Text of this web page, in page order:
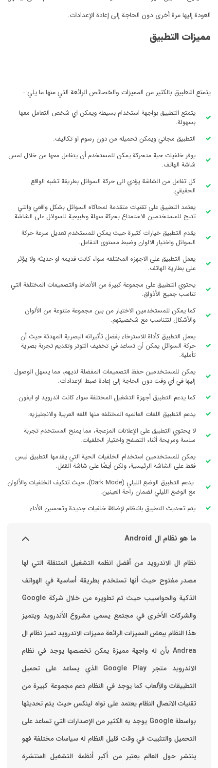
العودة إليها مرة أخرى دون الحاجة إلى إعادة الإعدادات.
مميزات التطبيق
يتمتع التطبيق بالكثير من المميزات والخصائص الرائعة التي منها ما يلي:-
يتمتع التطبيق بواجهة استخدام بسيطة ويمكن اي شخص التعامل معها
بسهولة.
التطبيق مجاني ويمكن تحميله من دون رسوم او تكاليف.
يوفر خلفيات حية متحركة يمكن للمستخدم أن يتفاعل معها من خلال لمس
شاشة الهاتف.
كل تفاعل من الشاشة يؤدي الى حركة السوائل بطريقة تشبه الواقع
الحقيقي.
يعتمد التطبيق على تقنيات متقدمة لمحاكاه السوائل بشكل واقعي والتي
تتيح للمستخدمين الاستمتاع بحركة سهلة وطبيعية للسوائل على الشاشة.
يقدم التطبيق خيارات كثيرة حيث يمكن للمستخدم تعديل سرعة حركة
السوائل واختيار الالوان وضبط مستوى التفاعل.
يعمل التطبيق على الاجهزه المختلفه سواء كانت قديمه او حديثه ولا يؤثر
على بطارية الهاتف.
يحتوي التطبيق على مجموعة كبيرة من الأنماط والتصميمات المختلفة التي
تناسب جميع الأذواق.
كما يمكن للمستخدمين الاختيار من بين مجموعة متنوعة من الألوان
والأشكال لتتناسب مع شخصيتهم.
يعمل التطبيق كأداة للاسترخاء بفضل تأثيراته البصرية المهدئة حيث أن
حركة السوائل يمكن أن تساعد في تخفيف التوتر وتقديم تجربة بصرية
تأملية.
يمكن للمستخدمين حفظ التصميمات المفضلة لديهم، مما يسهل الوصول
إليها في أي وقت دون الحاجة إلى إعادة ضبط الإعدادات.
كما يدعم التطبيق أجهزة التشغيل المختلفة سواء كانت اندرويد او ايفون.
يدعم التطبيق اللغات العالميه المختلفه منها اللغه العربية والانجليزيه.
لا يحتوي التطبيق على الإعلانات المزعجة، مما يمنح المستخدم تجربة
سلسة ومريحة أثناء التصفح واختيار الخلفيات.
يمكن للمستخدمين استخدام الخلفيات الحية التي يقدمها التطبيق ليس
فقط على الشاشة الرئيسية، ولكن أيضًا على شاشة القفل.
يدعم التطبيق الوضع الليلي (Dark Mode)، حيث تتكيف الخلفيات والألوان
مع الوضع الليلي لضمان راحة العينين.
يتم تحديث التطبيق بانتظام لإضافة خلفيات جديدة وتحسين الأداء.
ما هو نظام ال Android
نظام ال الاندرويد من أفضل انظمه التشغيل المتنقلة التي لها
مصدر مفتوح حيث أنها تستخدم بطريقة أساسية في الهواتف
والشركات الأخرى في مجتمع يسمى مشروع الأندرويد ويتميز
هذا النظام ببعض المميزات الرائعة ‏مميزات الاندرويد ‏تميز نظام ال
Andrea بأن له واجهة مميزة يمكن تخصصها ‏يوجد في نظام
الاندرويد متجر Google Play الذي يساعد على تحميل
التطبيقات والألعاب ‏كما يوجد في النظام دعم مجموعة كبيرة من
تقنيات الاتصال ‏النظام يعتمد على نواه لينكس حيث يتم تحديثها
بواسطة ‫Google‬ ‏يوجد به الكثير من الإصدارات التي تساعد على
التحميل والتثبيت في وقت قليل ‏النظام له سياسات مختلفة فهو
ينتشر حول العالم يعتبر من أكبر أنظمة التشغيل المنتشرة